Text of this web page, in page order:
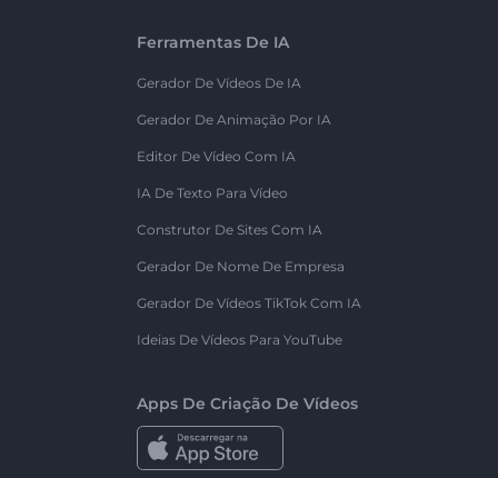
Ferramentas De IA
Gerador De Vídeos De IA
Gerador De Animação Por IA
Editor De Vídeo Com IA
IA De Texto Para Vídeo
Construtor De Sites Com IA
Gerador De Nome De Empresa
Gerador De Vídeos TikTok Com IA
Ideias De Vídeos Para YouTube
Apps De Criação De Vídeos